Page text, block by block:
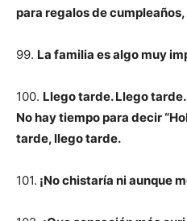
para regalos de cumpleaños,
99. La familia es algo muy
100. Llego tarde. Llego
No hay tiempo para decir
tarde, llego tarde.
101. ¡No chistaría ni aunque